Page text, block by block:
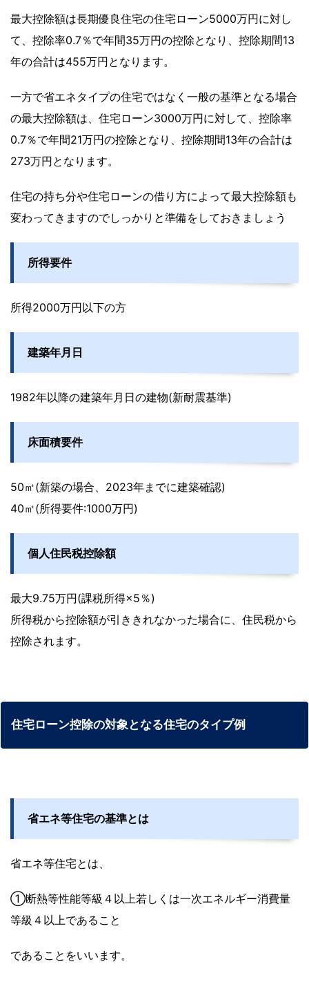
最大控除額は長期優良住宅の住宅ローン5000万円に対し
て、控除率0.7％で年間35万円の控除となり、控除期間13
年の合計は455万円となります。
一方で省エネタイプの住宅ではなく一般の基準となる場合
の最大控除額は、住宅ローン3000万円に対して、控除率
0.7％で年間21万円の控除となり、控除期間13年の合計は
273万円となります。
住宅の持ち分や住宅ローンの借り方によって最大控除額も
変わってきますのでしっかりと準備をしておきましょう
所得要件
所得2000万円以下の方
建築年月日
1982年以降の建築年月日の建物(新耐震基準)
床面積要件
50㎡(新築の場合、2023年までに建築確認)
40㎡(所得要件:1000万円)
個人住民税控除額
最大9.75万円(課税所得×5％)
所得税から控除額が引ききれなかった場合に、住民税から
控除されます。
住宅ローン控除の対象となる住宅のタイプ例
省エネ等住宅の基準とは
省エネ等住宅とは、
①断熱等性能等級４以上若しくは一次エネルギー消費量
等級４以上であること
であることをいいます。